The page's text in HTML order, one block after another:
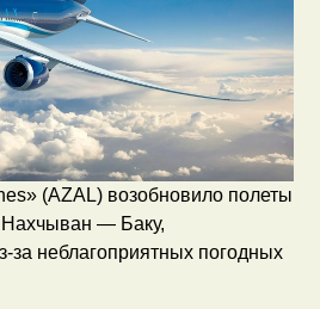
(AZAL) возобновило полеты
— Баку,
за неблагоприятных погодных